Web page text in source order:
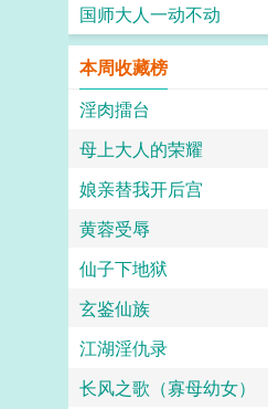
国师大人一动不动
本周收藏榜
淫肉擂台
母上大人的荣耀
娘亲替我开后宫
黄蓉受辱
仙子下地狱
玄鉴仙族
江湖淫仇录
长风之歌（寡母幼女）